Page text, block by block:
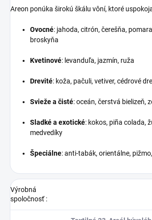
Areon ponúka širokú škálu vôní, ktoré
Ovocné: jahoda, citrón, čerešňa,
broskyňa
Kvetinové: levanduľa, jazmín, ruža
Drevité: koža, pačuli, vetiver, cédrové
Svieže a čisté:oceán, čerstvá bielizeň,
Sladké a exotické: kokos, piña colada,
medvedíky
Špeciálne:anti-tabák, orientálne,
Výrobná
spoločnosť: